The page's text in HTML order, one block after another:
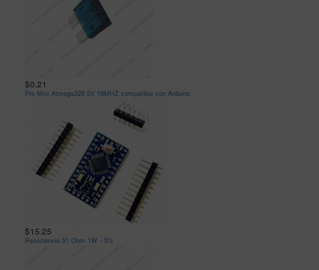
$0.21
Pro Mini Atmega328 5V 16MHZ compatible con Arduino
$15.25
Resistencia 51 Ohm 1W - 5%